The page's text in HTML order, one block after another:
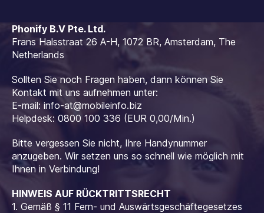
Phonify B.V Pte. Ltd.
Frans Halsstraat 26 A-H, 1072 BR, Amsterdam, The
Netherlands
Sollten Sie noch Fragen haben, dann können Sie
Kontakt mit uns aufnehmen unter:
E-mail:info-at@mobileinfo.biz
Helpdesk: 0800 100 336 (EUR 0,00/Min.)
Bitte vergessen Sie nicht, Ihre Handynummer
anzugeben. Wir setzen uns so schnell wie möglich mit
Ihnen in Verbindung!
HINWEIS AUF RÜCKTRITTSRECHT
1. Gemäß § 11 Fern- und Auswärtsgeschäftegesetzes